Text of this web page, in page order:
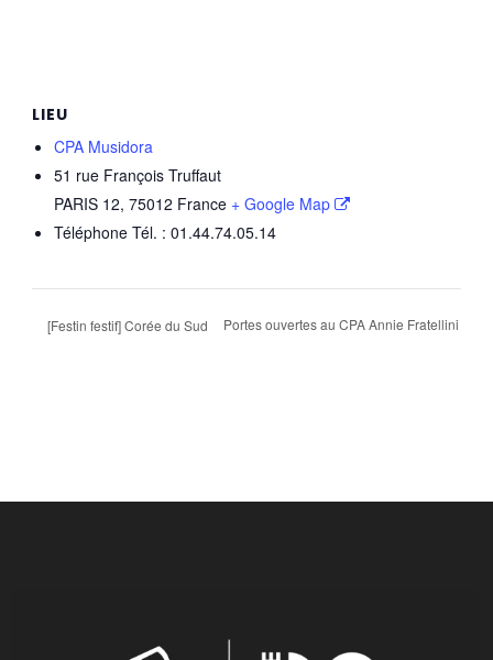
LIEU
CPA Musidora
51 rue François Truffaut
PARIS 12, 75012 France + Google Map
Téléphone Tél. : 01.44.74.05.14
[Festin festif] Corée du Sud Portes ouvertes au CPA Annie Fratellini